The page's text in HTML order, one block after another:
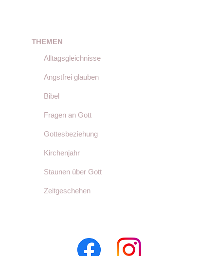
THEMEN
Alltagsgleichnisse
Angstfrei glauben
Bibel
Fragen an Gott
Gottesbeziehung
Kirchenjahr
Staunen über Gott
Zeitgeschehen